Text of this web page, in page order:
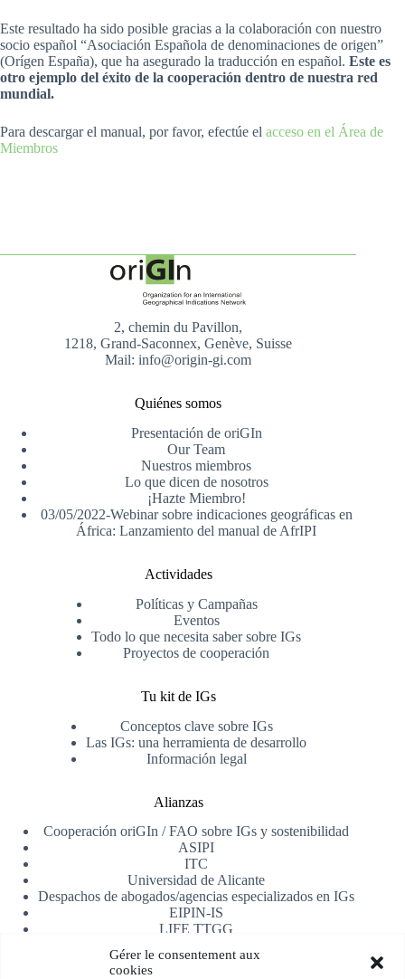
Gérer le consentement aux
cookies
Este resultado ha sido posible gracias a la colaboración con nuestro
socio español “Asociación Española de denominaciones de origen”
(Orígen España), que ha asegurado la traducción en español. Este es
otro ejemplo del éxito de la cooperación dentro de nuestra red
mundial.
Para descargar el manual, por favor, efectúe el acceso en el Área de
Miembros
2, chemin du Pavillon,
1218, Grand-Saconnex, Genève, Suisse
Mail: info@origin-gi.com
Quiénes somos
Presentación de oriGIn
Our Team
Nuestros miembros
Lo que dicen de nosotros
¡Hazte Miembro!
03/05/2022-Webinar sobre indicaciones geográficas en
África: Lanzamiento del manual de AfrIPI
Actividades
Políticas y Campañas
Eventos
Todo lo que necesita saber sobre IGs
Proyectos de cooperación
Tu kit de IGs
Conceptos clave sobre IGs
Las IGs: una herramienta de desarrollo
Información legal
Alianzas
Cooperación oriGIn / FAO sobre IGs y sostenibilidad
ASIPI
ITC
Universidad de Alicante
Despachos de abogados/agencias especializados en IGs
EIPIN-IS
LIFE TTGG